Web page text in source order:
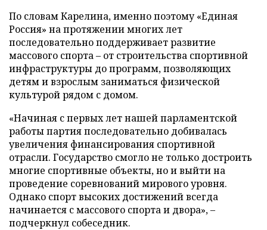
По словам Карелина, именно поэтому «Единая
Россия» на протяжении многих лет
последовательно поддерживает развитие
массового спорта – от строительства спортивной
инфраструктуры до программ, позволяющих
детям и взрослым заниматься физической
культурой рядом с домом.
«Начиная с первых лет нашей парламентской
работы партия последовательно добивалась
увеличения финансирования спортивной
отрасли. Государство смогло не только достроить
многие спортивные объекты, но и выйти на
проведение соревнований мирового уровня.
Однако спорт высоких достижений всегда
начинается с массового спорта и двора», –
подчеркнул собеседник.